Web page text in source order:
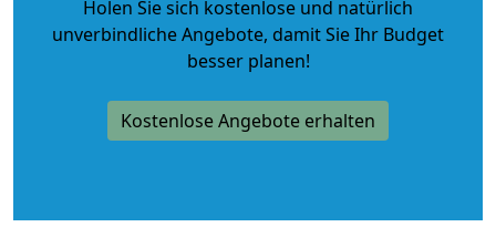
Holen Sie sich kostenlose und natürlich
unverbindliche Angebote, damit Sie Ihr Budget
besser planen!
Kostenlose Angebote erhalten